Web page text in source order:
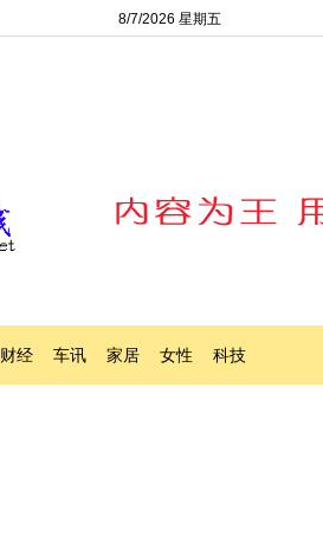
8/7/2026 星期五
财经 车讯 家居 女性 科技